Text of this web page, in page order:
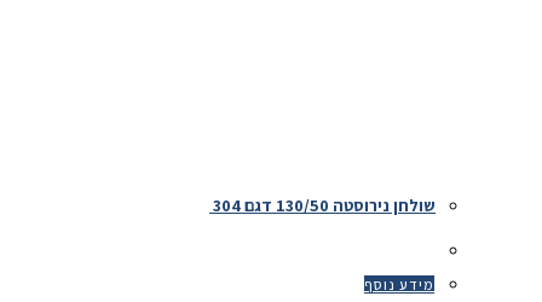
שולחן נירוסטה 130/50 דגם 304
מידע נוסף